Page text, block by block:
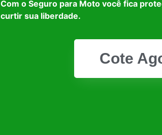
Com o Seguro para Moto você fica
curtir sua liberdade.
Cote